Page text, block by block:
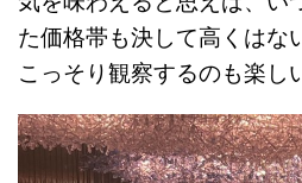
た価格帯も決して高くはな
こっそり観察するのも楽し